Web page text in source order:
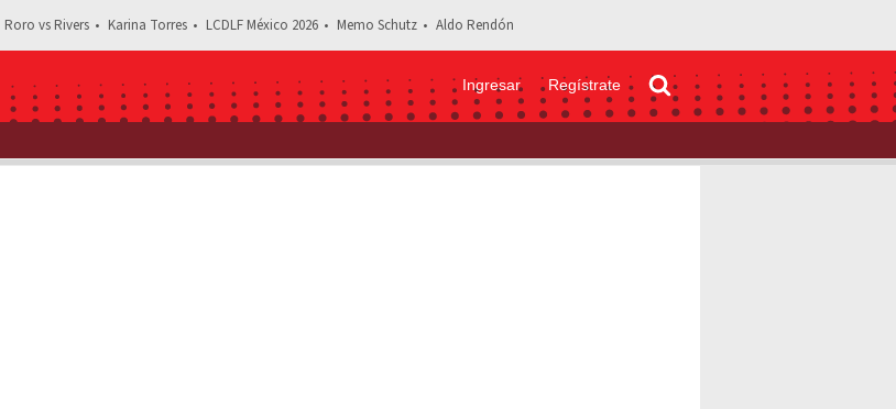
Roro vs Rivers Karina Torres LCDLF México 2026 Memo Schutz Aldo Rendón
Ingresar Regístrate
Estás leyendo: Belinda empodera con elegante vestido negro y mensaje feminista